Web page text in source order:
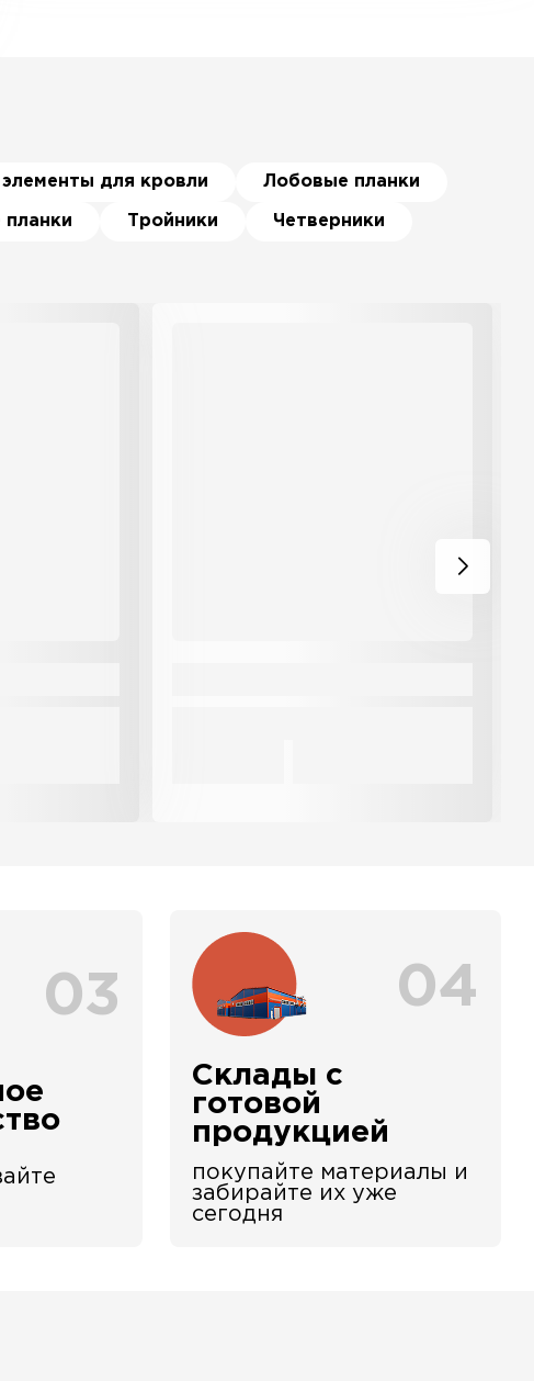
для кровли Лобовые планки
Тройники Четверники
03 04
Склады с
готовой
продукцией
покупайте материалы и
забирайте их уже
сегодня